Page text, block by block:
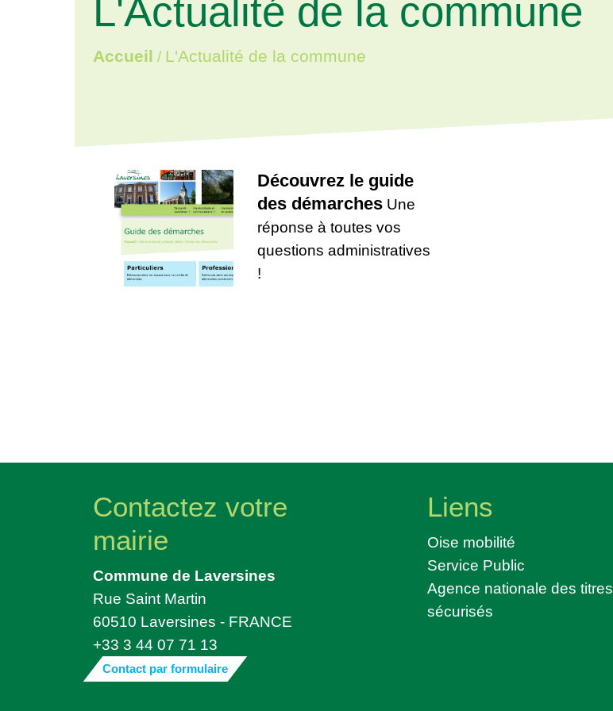
L'Actualité de la commune
Accueil / L'Actualité de la commune
Découvrez le guide
des démarches Une
réponse à toutes vos
questions administratives
!
Contactez votre
mairie
Commune de Laversines
Rue Saint Martin
60510 Laversines - FRANCE
+33 3 44 07 71 13
Contact par formulaire
Liens
Oise mobilité
Service Public
Agence nationale des titres
sécurisés